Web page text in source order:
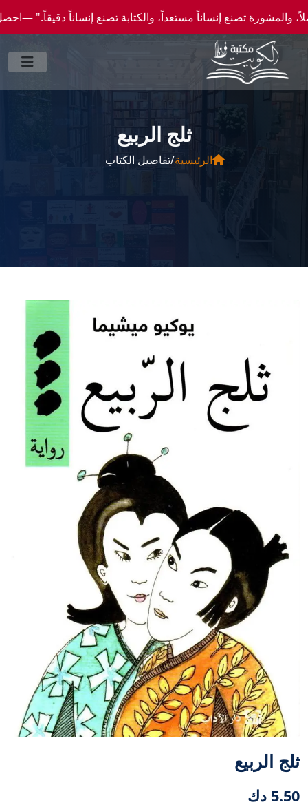
تصنع إنساناً مستعداً، والكتابة تصنع إنساناً دقيقاً." —احصل علي عروض وخصومات خاصة
ثلج الربيع
الرئيسية/تفاصيل الكتاب
ثلج الربيع
5.50 دك